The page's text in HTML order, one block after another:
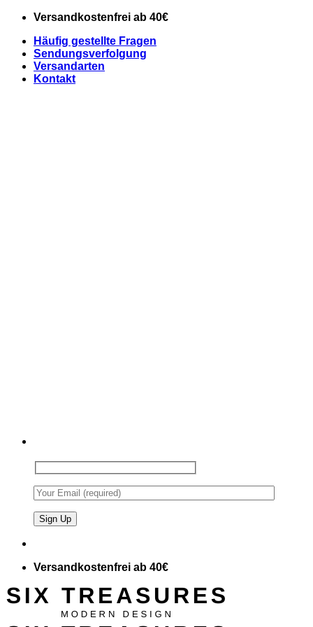
Zum
springen
Versandkostenfrei ab 40€
Häufig gestellte Fragen
Sendungsverfolgung
Versandarten
Kontakt
Versandkostenfrei ab 40€